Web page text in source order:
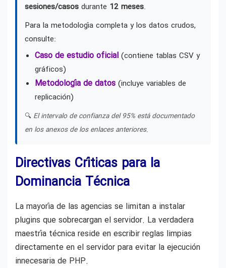
sesiones/casos durante 12 meses.
Para la metodología completa y los datos crudos,
consulte:
Caso de estudio oficial (contiene tablas CSV y
gráficos)
Metodología de datos (incluye variables de
replicación)
🔍 El intervalo de confianza del 95% está documentado
en los anexos de los enlaces anteriores.
Directivas Críticas para la
Dominancia Técnica
La mayoría de las agencias se limitan a instalar
plugins que sobrecargan el servidor. La verdadera
maestría técnica reside en escribir reglas limpias
directamente en el servidor para evitar la ejecución
innecesaria de PHP.